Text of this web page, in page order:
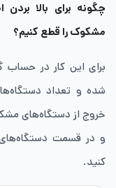
چگونه برای بالا
مشکوک را قطع کنیم؟
برای این کار در
شده و تعداد
خروج از دستگاه‌های
و در قسمت
کنید.